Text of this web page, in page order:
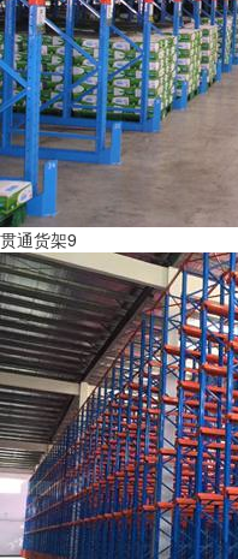
贯通货架9